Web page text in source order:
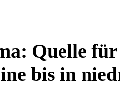
Quelle
bis in